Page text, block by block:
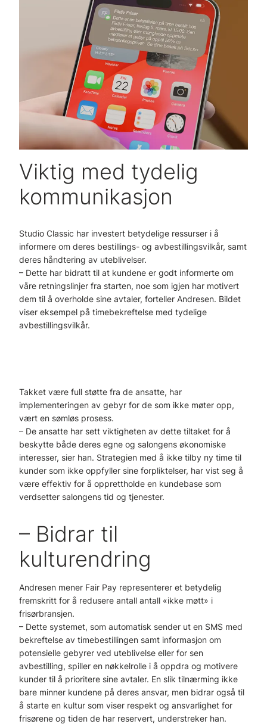
Viktig med tydelig
kommunikasjon
Studio Classic har investert betydelige ressurser i å
informere om deres bestillings- og avbestillingsvilkår, samt
deres håndtering av uteblivelser.
– Dette har bidratt til at kundene er godt informerte om
våre retningslinjer fra starten, noe som igjen har motivert
dem til å overholde sine avtaler, forteller Andresen. Bildet
viser eksempel på timebekreftelse med tydelige
avbestillingsvilkår.
Takket være full støtte fra de ansatte, har
implementeringen av gebyr for de som ikke møter opp,
vært en sømløs prosess.
– De ansatte har sett viktigheten av dette tiltaket for å
beskytte både deres egne og salongens økonomiske
interesser, sier han. Strategien med å ikke tilby ny time til
kunder som ikke oppfyller sine forpliktelser, har vist seg å
være effektiv for å opprettholde en kundebase som
verdsetter salongens tid og tjenester.
– Bidrar til
kulturendring
Andresen mener Fair Pay representerer et betydelig
fremskritt for å redusere antall antall «ikke møtt» i
frisørbransjen.
– Dette systemet, som automatisk sender ut en SMS med
bekreftelse av timebestillingen samt informasjon om
potensielle gebyrer ved uteblivelse eller for sen
avbestilling, spiller en nøkkelrolle i å oppdra og motivere
kunder til å prioritere sine avtaler. En slik tilnærming ikke
bare minner kundene på deres ansvar, men bidrar også til
å starte en kultur som viser respekt og ansvarlighet for
frisørene og tiden de har reservert, understreker han.